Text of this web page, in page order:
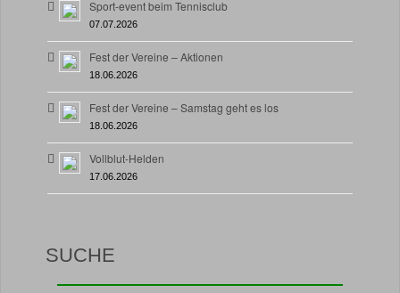
Sport-event beim Tennisclub
07.07.2026
Fest der Vereine – Aktionen
18.06.2026
Fest der Vereine – Samstag geht es los
18.06.2026
Vollblut-Helden
17.06.2026
SUCHE